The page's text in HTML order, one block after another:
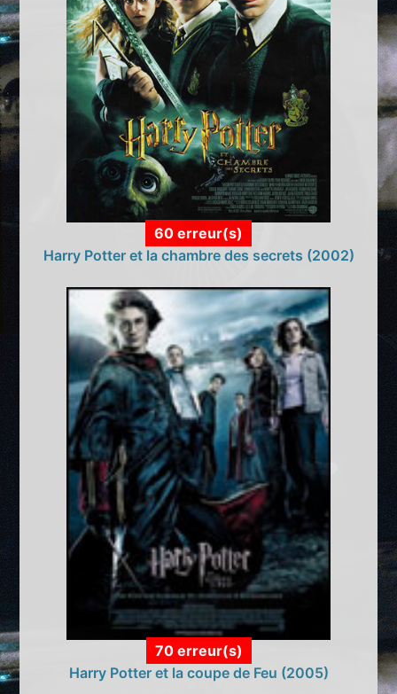
60 erreur(s)
Harry Potter et la chambre des secrets (2002)
70 erreur(s)
Harry Potter et la coupe de Feu (2005)